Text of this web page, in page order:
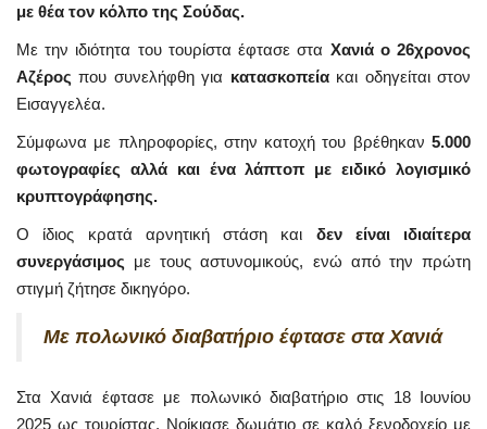
με θέα τον κόλπο της Σούδας.
Με την ιδιότητα του τουρίστα έφτασε στα Χανιά ο 26χρονος
Αζέρος που συνελήφθη για κατασκοπείακαι οδηγείται στον
Εισαγγελέα.
Σύμφωνα με πληροφορίες, στην κατοχή του βρέθηκαν 5.000
φωτογραφίες αλλά και ένα λάπτοπ με ειδικό λογισμικό
κρυπτογράφησης.
Ο ίδιος κρατά αρνητική στάση και δεν είναι ιδιαίτερα
συνεργάσιμος με τους αστυνομικούς, ενώ από την πρώτη
στιγμή ζήτησε δικηγόρο.
Με πολωνικό διαβατήριο έφτασε στα Χανιά
Στα Χανιά έφτασε με πολωνικό διαβατήριο στις 18 Ιουνίου
2025 ως τουρίστας. Νοίκιασε δωμάτιο σε καλό ξενοδοχείο με